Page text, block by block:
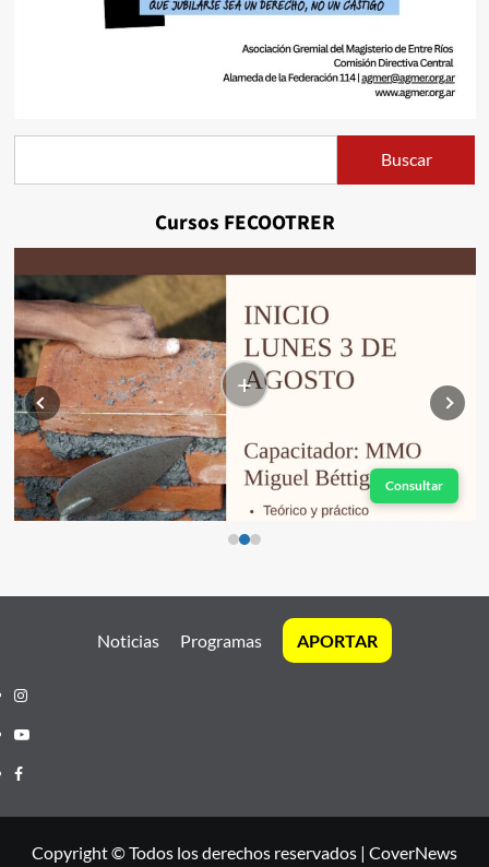
Buscar
Cursos FECOOTRER
+
Consultar
Noticias Programas APORTAR
Instagram
Youtube
Facebook
Copyright © Todos los derechos reservados | CoverNews